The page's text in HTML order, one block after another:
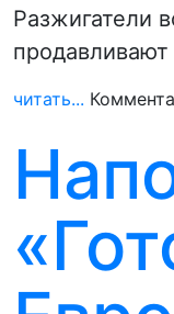
Разжигатели
читать...